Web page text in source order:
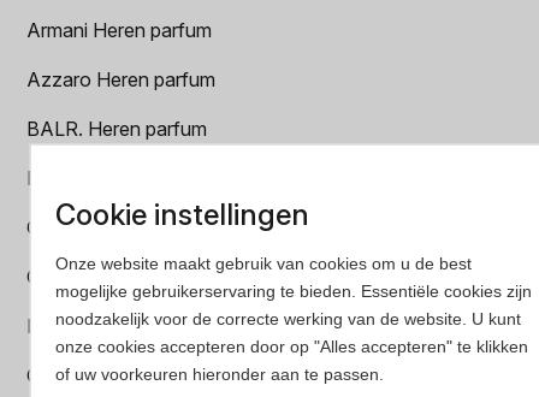
Armani Heren parfum
Azzaro Heren parfum
BALR. Heren parfum
BVLGARI Heren parfum
Chanel Heren parfum
Creed heren parfum
Dior Heren parfum
Geurpakket
Cookie instellingen
Onze website maakt gebruik van cookies om u de best
mogelijke gebruikerservaring te bieden. Essentiële cookies zijn
noodzakelijk voor de correcte werking van de website. U kunt
onze cookies accepteren door op "Alles accepteren" te klikken
of uw voorkeuren hieronder aan te passen.